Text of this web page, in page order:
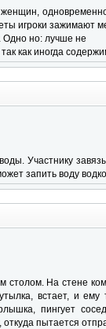
игроки зажимают
Одно но: лучше не
как иногда
Участнику
запить воду
столом. На стене
встает, и
пингует
пытается